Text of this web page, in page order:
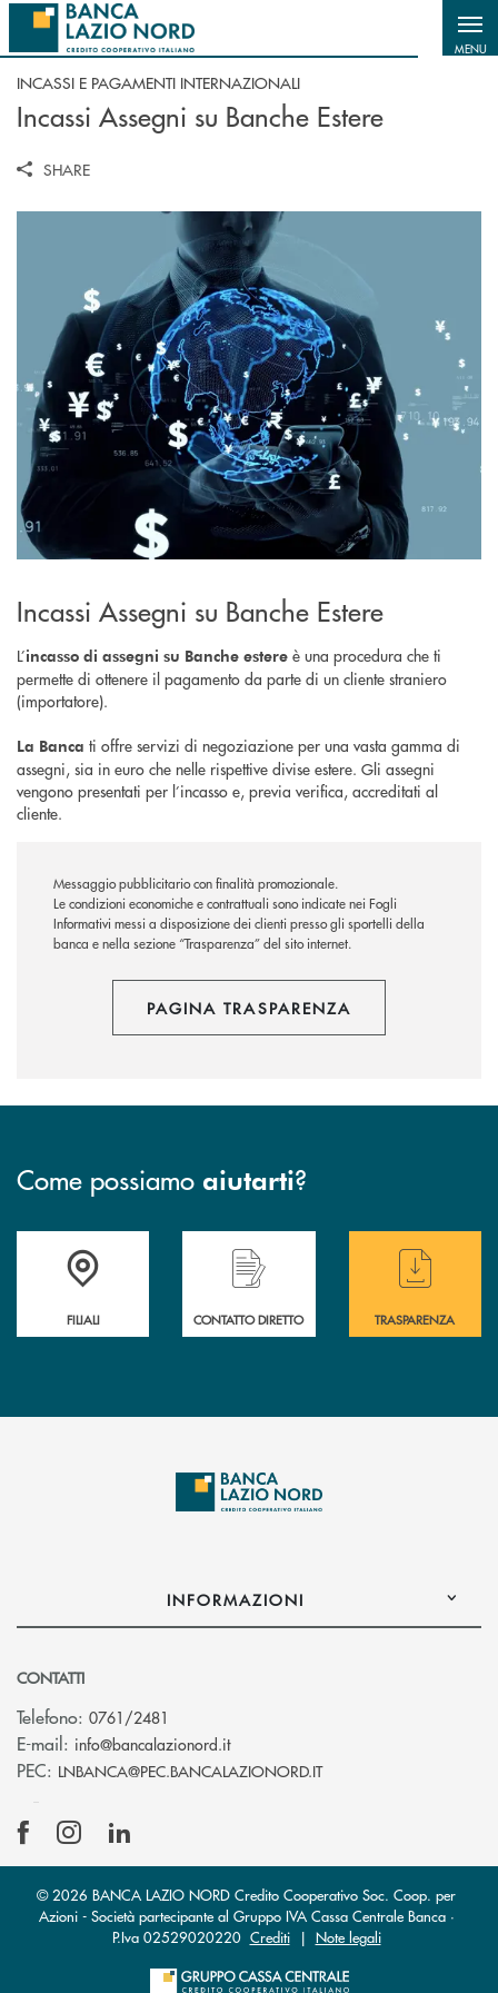
Salta al contenuto principale
MENU
INCASSI E PAGAMENTI INTERNAZIONALI
Incassi Assegni su Banche Estere
SHARE
Incassi Assegni su Banche Estere
L’incasso di assegni su Banche estere è una procedura che ti
permette di ottenere il pagamento da parte di un cliente straniero
(importatore).
La Banca ti offre servizi di negoziazione per una vasta gamma di
assegni, sia in euro che nelle rispettive divise estere. Gli assegni
vengono presentati per l’incasso e, previa verifica, accreditati al
cliente.
Messaggio pubblicitario con finalità promozionale.
Le condizioni economiche e contrattuali sono indicate nei Fogli
Informativi messi a disposizione dei clienti presso gli sportelli della
banca e nella sezione “Trasparenza” del sito internet.
PAGINA TRASPARENZA
Come possiamo aiutarti?
Trova la filiale più vicina a te
FILIALI
Hai bisogno di assistenza immediata ?
CONTATTO DIRETTO
Hai bisogno di
TRASPARENZA
INFORMAZIONI
CONTATTI
Telefono: 0761/2481
E-mail: info@bancalazionord.it(si apre l’app di posta elettronica)
PEC: LNBANCA@PEC.BANCALAZIONORD.IT(si apre l’app di posta
© 2026 BANCA LAZIO NORD Credito Cooperativo Soc. Coop. per
Azioni - Società partecipante al Gruppo IVA Cassa Centrale Banca ·
P.Iva 02529020220 Crediti| Note legali